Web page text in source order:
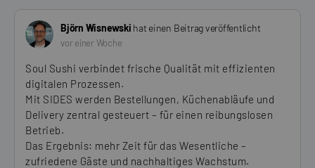
Björn Wisnewski hat einen Beitrag veröffentlicht
vor einer Woche
Soul Sushi verbindet frische Qualität mit effizienten
digitalen Prozessen.
Mit SIDES werden Bestellungen, Küchenabläufe und
Delivery zentral gesteuert – für einen reibungslosen
Betrieb.
Das Ergebnis: mehr Zeit für das Wesentliche –
zufriedene Gäste und nachhaltiges Wachstum.